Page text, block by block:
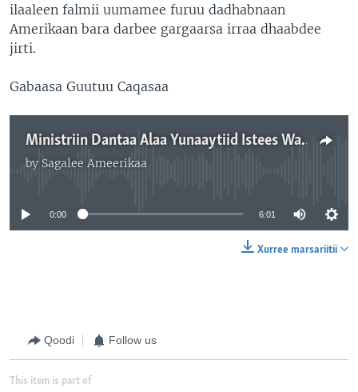
ilaaleen falmii uumamee furuu dadhabnaan
Amerikaan bara darbee gargaarsa irraa dhaabdee
jirti.
Gabaasa Guutuu Caqasaa
Ministriin Dantaa Alaa Yunaaytiid Istees Waraana Ertraa Tigraayii Baasuuf Waadan Galame Hojiirra Akka Ooluu Gaafate
by Sagalee Ameerikaa
No media source currently available
0:00 6:01
Xurree marsariitii
Qoodi Follow us
This item is part of